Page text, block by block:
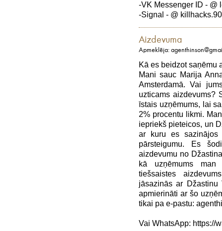
-VK Messenger ID - @
-Signal - @ killhacks.90
Aizdevuma
Apmeklēja:
Kā es beidzot saņēmu
Mani sauc Marija
Amsterdamā. Vai
uzticams aizdevums?
īstais uzņēmums, lai
2% procentu likmi.
iepriekš pieteicos, un
ar kuru es sazinājos
pārsteigumu. Es
aizdevumu no
kā uzņēmums man
tiešsaistes
jāsazinās ar
apmierināti ar šo
tikai pa e-pastu:
Vai WhatsApp: https://